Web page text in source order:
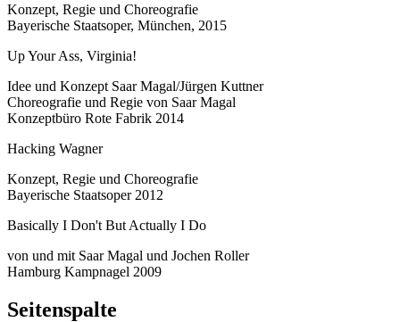
Konzept, Regie und Choreografie
Bayerische Staatsoper, München, 2015
Up Your Ass, Virginia!
Idee und Konzept Saar Magal/Jürgen Kuttner
Choreografie und Regie von Saar Magal
Konzeptbüro Rote Fabrik 2014
Hacking Wagner
Konzept, Regie und Choreografie
Bayerische Staatsoper 2012
Basically I Don't But Actually I Do
von und mit Saar Magal und Jochen Roller
Hamburg Kampnagel 2009
Seitenspalte